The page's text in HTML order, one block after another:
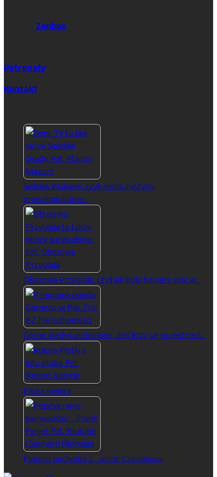
Zenbox
Patronaty
Kontakt
Sielskie Wakacje, czyli agroturystyka
prawdopodobnie…
Obozowa Przygoda, czyli jak były harcerz robi w…
Górne: kiedyś podzielone, dziś liczy się przestrzeń…
Pilska riwiera
Popeye pochodził z… okolic Czarnkowa